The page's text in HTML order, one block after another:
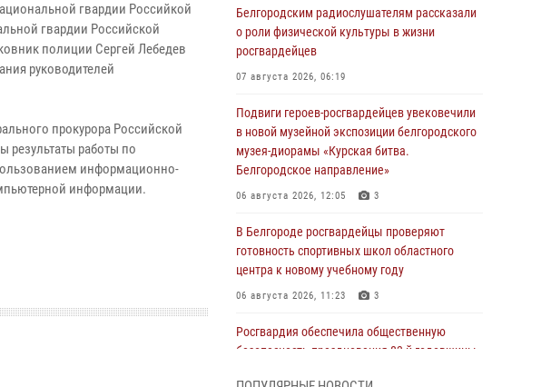
гвардии Российкой
гвардии Российской
полиции Сергей Лебедев
руководителей
прокурора Российской
результаты работы по
информационно-
информации.
Белгородским радиослушателям рассказали
о роли физической культуры в жизни
росгвардейцев
07 августа 2026, 06:19
Подвиги героев‑росгвардейцев увековечили
в новой музейной экспозиции белгородского
музея‑диорамы «Курская битва.
Белгородское направление»
06 августа 2026, 12:05 3
В Белгороде росгвардейцы проверяют
готовность спортивных школ областного
центра к новому учебному году
06 августа 2026, 11:23 3
Росгвардия обеспечила общественную
безопасность празднования 83-й годовщины